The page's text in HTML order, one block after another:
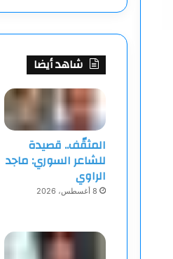
شاهد أيضا
المثقّف.. قصيدة
للشاعر السوري: ماجد
الراوي
8 أغسطس، 2026